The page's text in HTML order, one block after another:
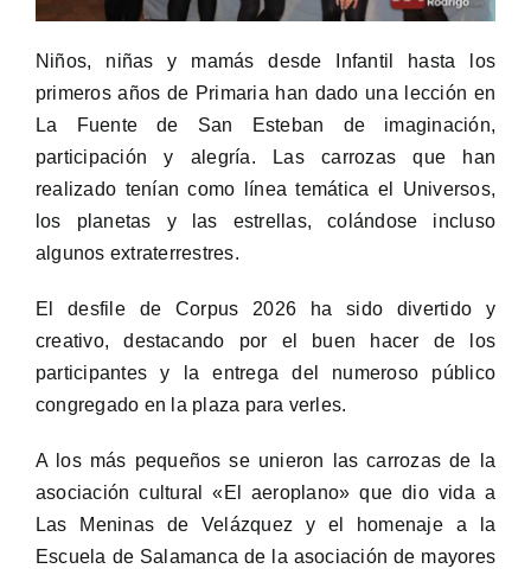
Niños, niñas y mamás desde Infantil hasta los
primeros años de Primaria han dado una lección en
La Fuente de San Esteban de imaginación,
participación y alegría. Las carrozas que han
realizado tenían como línea temática el Universos,
los planetas y las estrellas, colándose incluso
algunos extraterrestres.
El desfile de Corpus 2026 ha sido divertido y
creativo, destacando por el buen hacer de los
participantes y la entrega del numeroso público
congregado en la plaza para verles.
A los más pequeños se unieron las carrozas de la
asociación cultural «El aeroplano» que dio vida a
Las Meninas de Velázquez y el homenaje a la
Escuela de Salamanca de la asociación de mayores